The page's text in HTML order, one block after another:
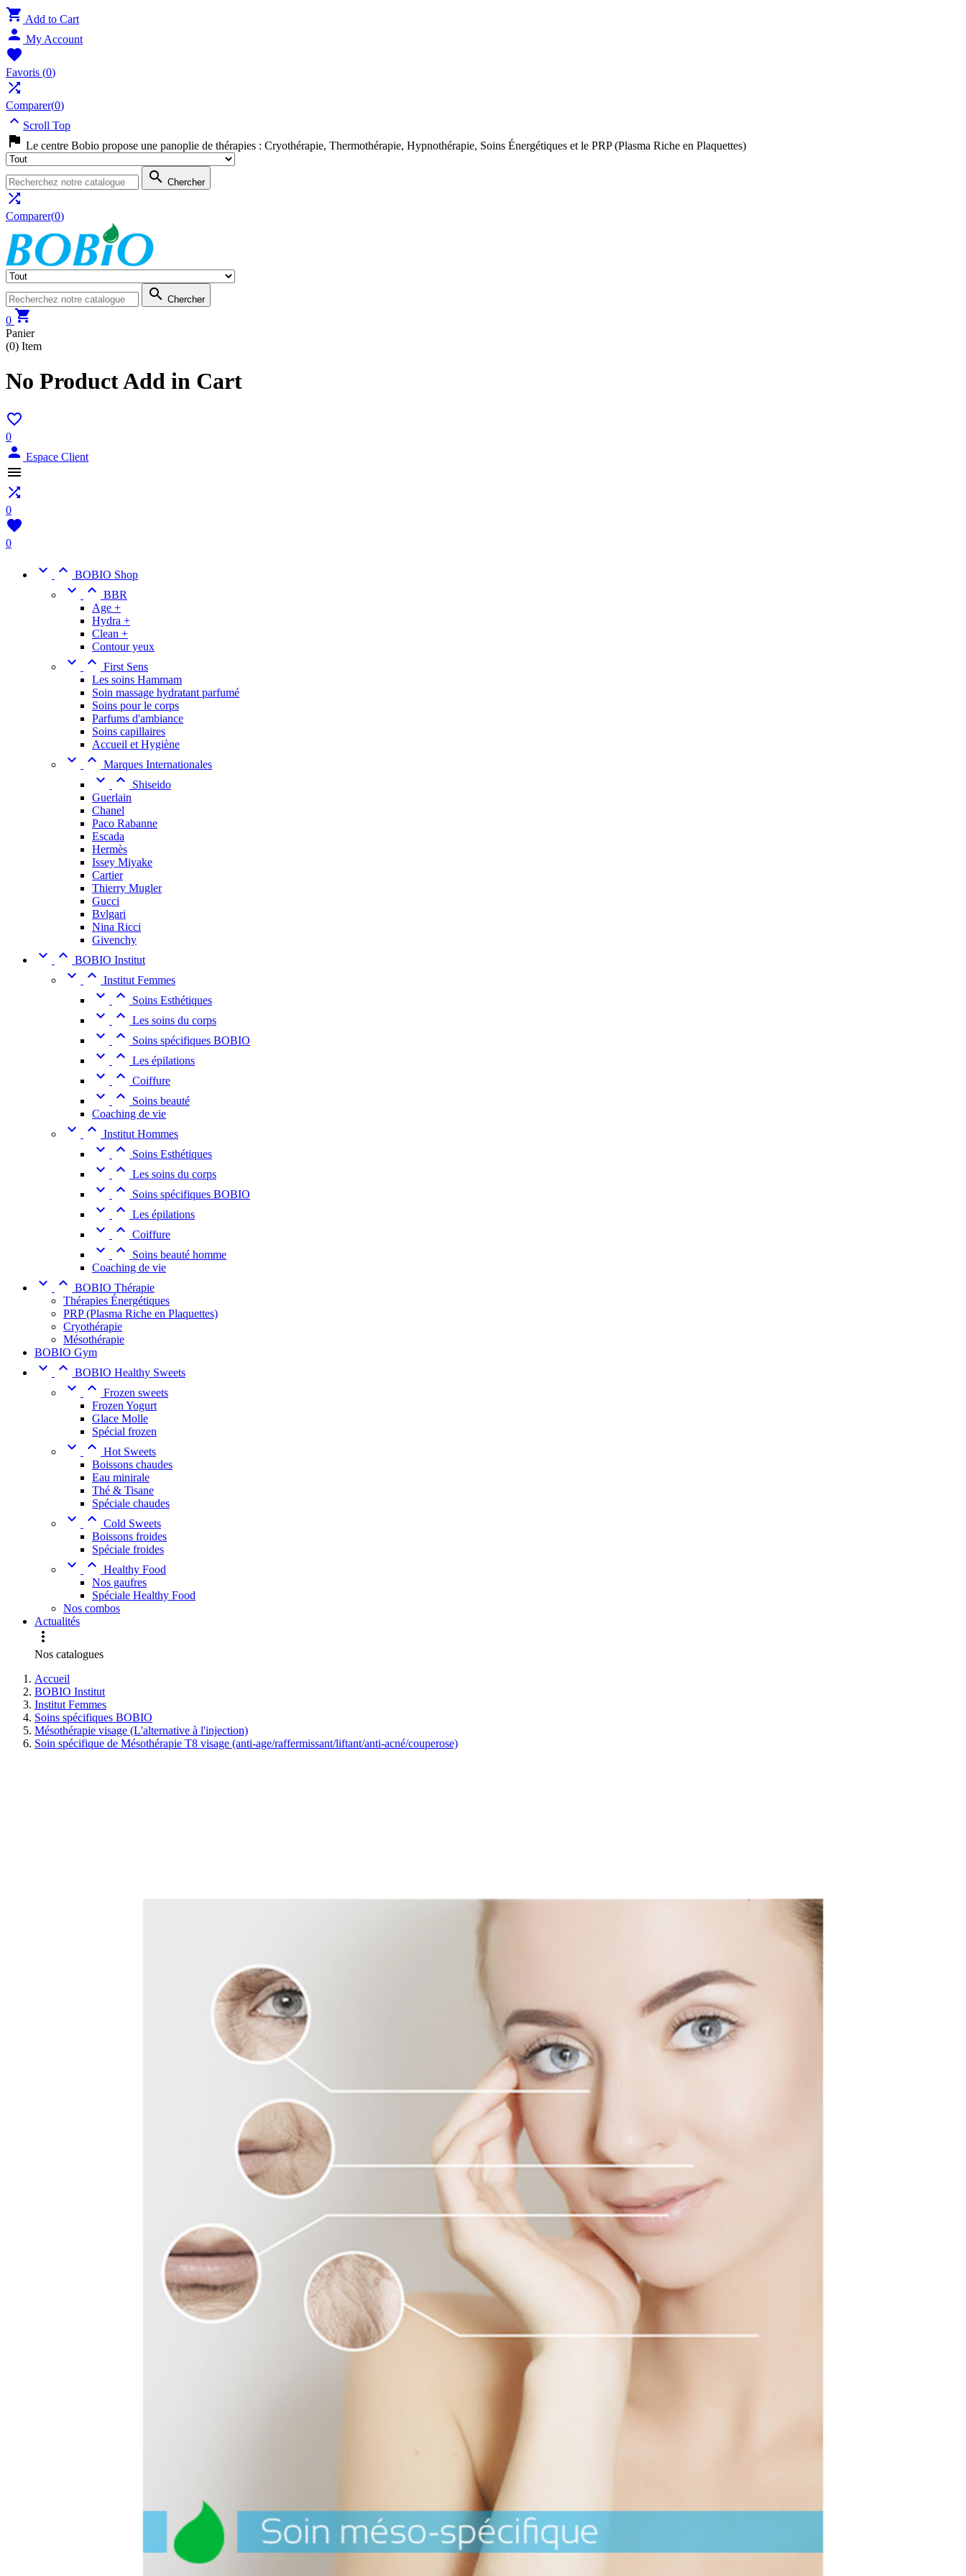
 Add to Cart
 My Account

Favoris (0)

Comparer(0)
 Scroll Top
 Le centre Bobio propose une panoplie de thérapies : Cryothérapie, Thermothérapie, Hypnothérapie, Soins Énergétiques et le PRP (Plasma Riche en Plaquettes)
 Chercher

Comparer(0)
 Chercher
0 
Panier
(0) Item
No Product Add in Cart

0
 Espace Client


0

0
  BOBIO Shop
  BBR
Age +
Hydra +
Clean +
Contour yeux
  First Sens
Les soins Hammam
Soin massage hydratant parfumé
Soins pour le corps
Parfums d'ambiance
Soins capillaires
Accueil et Hygiène
  Marques Internationales
 
Shiseido
Guerlain
Chanel
Paco Rabanne
Escada
Hermès
Issey Miyake
Cartier
Thierry Mugler
Gucci
Bvlgari
Nina Ricci
Givenchy
  BOBIO Institut
  Institut Femmes
  Soins Esthétiques
  Les soins du corps
  Soins spécifiques BOBIO
  Les épilations
  Coiffure
 
Soins beauté
Coaching de vie
  Institut Hommes
  Soins Esthétiques
  Les soins du corps
  Soins spécifiques BOBIO
  Les épilations
  Coiffure
 
Soins beauté homme
Coaching de vie
  BOBIO Thérapie
Thérapies Énergétiques
PRP (Plasma Riche en Plaquettes)
Cryothérapie
Mésothérapie
BOBIO Gym
  BOBIO Healthy Sweets
  Frozen sweets
Frozen Yogurt
Glace Molle
Spécial frozen
  Hot Sweets
Boissons chaudes
Eau minirale
Thé & Tisane
Spéciale chaudes
  Cold Sweets
Boissons froides
Spéciale froides
  Healthy Food
Nos gaufres
Spéciale Healthy Food
Nos combos
Actualités

Nos catalogues
Accueil
BOBIO Institut
Institut Femmes
Soins spécifiques BOBIO
Mésothérapie visage (L'alternative à l'injection)
Soin spécifique de Mésothérapie T8 visage (anti-age/raffermissant/liftant/anti-acné/couperose)